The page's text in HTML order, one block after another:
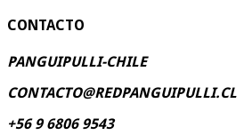
CONTACTO
PANGUIPULLI-CHILE
CONTACTO@REDPANGUIPULLI.CL
+56 9 6806 9543